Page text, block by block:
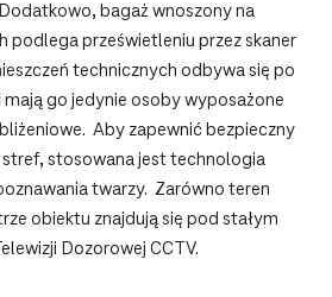
bagaż wnoszony na
podlega prześwietleniu przez skaner
technicznych odbywa się po
mają go jedynie osoby wyposażone
Aby zapewnić bezpieczny
stosowana jest technologia
twarzy. Zarówno teren
obiektu znajdują się pod stałym
Dozorowej CCTV.